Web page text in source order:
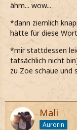
ähm... wow...
*dann ziemlich
hätte für diese
*mir stattdessen
tatsächlich nicht
zu Zoe schaue und
Mali
Aurorin